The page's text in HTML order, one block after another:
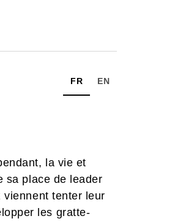
FR EN
la vie et
sa place de leader
tenter leur
les gratte-